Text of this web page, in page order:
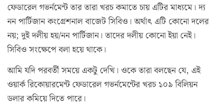
ফেডারেল গভর্নমেন্ট তার তারা খরচ কমাতে চায় এটির মাধ্যমে। দ্য
নন পার্টিজান কংগ্রেশনাল বাজেট সিবিও। অর্থাৎ এটি কোনো দলের
নয়; দুই দলীয় হয়/নন পার্টিজান। তাদের দলীয় কোনো ইয়া নেই।
সিবিও সংক্ষেপে বলা হয়ে থাকে।
আমি যদি পরবর্তী সময়ে একটু দেখি। ওকে তারা বলছেন যে, এই
ওয়ার্ক রিকোয়ারমেন্ট ফেডারেল গভর্নমেন্টের খরচ ১০৯ বিলিয়ন
ডলার কমিয়ে দিতে পারে।